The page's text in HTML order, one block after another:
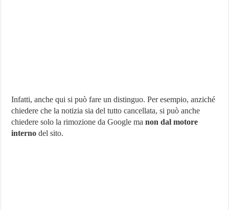
Infatti, anche qui si può fare un distinguo. Per esempio, anziché
chiedere che la notizia sia del tutto cancellata, si può anche
chiedere solo la rimozione da Google manon dal motore
interno del sito.